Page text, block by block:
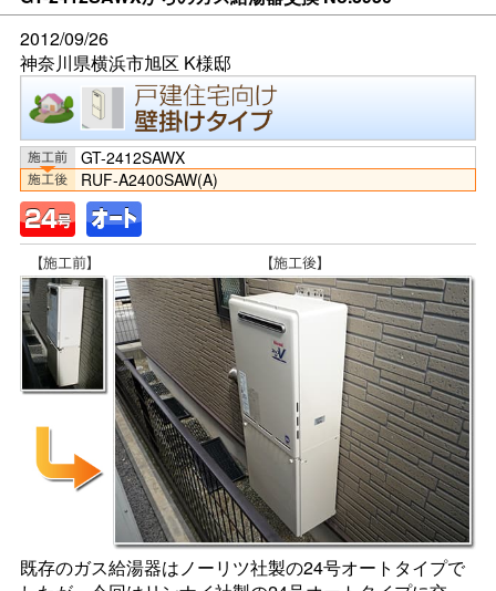
2012/09/26
神奈川県横浜市旭区 K様邸
GT-2412SAWX
RUF-A2400SAW(A)
既存のガス給湯器はノーリツ社製の24号オートタイプで